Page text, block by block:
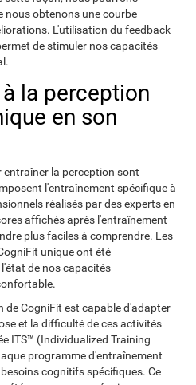
nous obtenons une courbe
L'utilisation du feedback
de stimuler nos capacités
la perception
en son
entraîner la perception sont
l'entraînement spécifique à
réalisés par des experts en
affichés après l'entraînement
plus faciles à comprendre. Les
unique ont été
de nos capacités
de CogniFit est capable d'adapter
et la difficulté de ces activités
ITS™ (Individualized Training
programme d'entraînement
cognitifs spécifiques. Ce